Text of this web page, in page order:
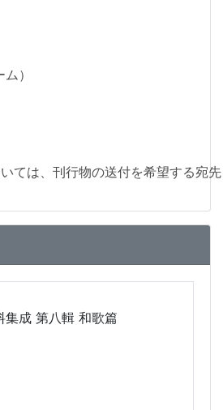
）
ては、刊行物の送付を希望する宛
集成 第八輯 和歌篇